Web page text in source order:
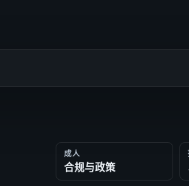
成人
合规与政策